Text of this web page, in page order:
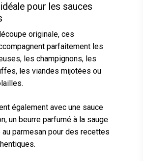
pour les sauces
originale, ces
parfaitement les
les champignons, les
les viandes mijotées ou
également avec une sauce
un beurre parfumé à la sauge
au parmesan pour des recettes